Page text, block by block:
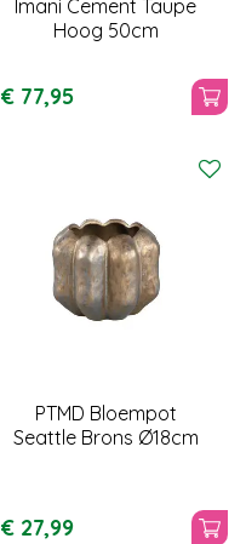
Imani Cement Taupe
Hoog 50cm
€ 77,95
PTMD Bloempot
Seattle Brons Ø18cm
€ 27,99